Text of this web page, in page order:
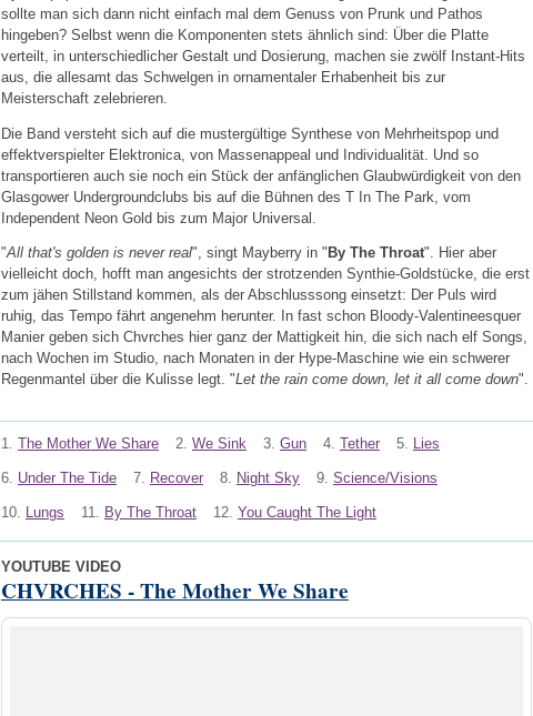
sollte man sich dann nicht einfach mal dem Genuss von Prunk und Pathos
hingeben? Selbst wenn die Komponenten stets ähnlich sind: Über die Platte
verteilt, in unterschiedlicher Gestalt und Dosierung, machen sie zwölf Instant-Hits
aus, die allesamt das Schwelgen in ornamentaler Erhabenheit bis zur
Meisterschaft zelebrieren.
Die Band versteht sich auf die mustergültige Synthese von Mehrheitspop und
effektverspielter Elektronica, von Massenappeal und Individualität. Und so
transportieren auch sie noch ein Stück der anfänglichen Glaubwürdigkeit von den
Glasgower Undergroundclubs bis auf die Bühnen des T In The Park, vom
Independent Neon Gold bis zum Major Universal.
"All that's golden is never real", singt Mayberry in " By The Throat". Hier aber
vielleicht doch, hofft man angesichts der strotzenden Synthie-Goldstücke, die erst
zum jähen Stillstand kommen, als der Abschlusssong einsetzt: Der Puls wird
ruhig, das Tempo fährt angenehm herunter. In fast schon Bloody-Valentineesquer
Manier geben sich Chvrches hier ganz der Mattigkeit hin, die sich nach elf Songs,
nach Wochen im Studio, nach Monaten in der Hype-Maschine wie ein schwerer
Regenmantel über die Kulisse legt. "Let the rain come down, let it all come down".
1. The Mother We Share 2. We Sink 3. Gun 4. Tether 5. Lies
6. Under The Tide 7. Recover 8. Night Sky 9. Science/Visions
10. Lungs 11. By The Throat 12. You Caught The Light
YOUTUBE VIDEO
CHVRCHES - The Mother We Share